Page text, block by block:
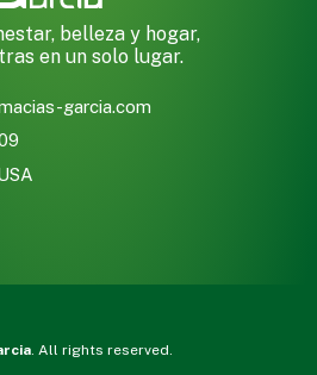
belleza y hogar,
en un solo lugar.
garcia.com
. All rights reserved.